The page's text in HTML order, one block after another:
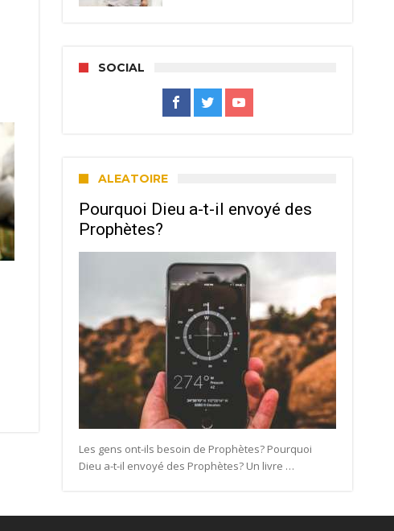
SOCIAL
ALEATOIRE
Pourquoi Dieu a-t-il envoyé des
Prophètes?
Les gens ont-ils besoin de Prophètes? Pourquoi
Dieu a-t-il envoyé des Prophètes? Un livre …